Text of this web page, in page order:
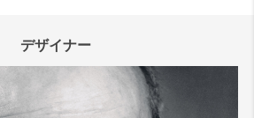
デザイナー